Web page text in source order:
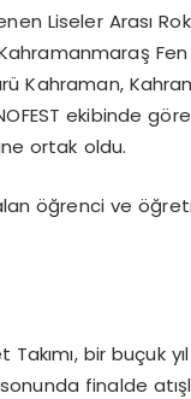
Liseler Arası
Fen
Kahraman,
ekibinde
ortak oldu.
öğrenci ve
Takımı, bir
sonunda finalde